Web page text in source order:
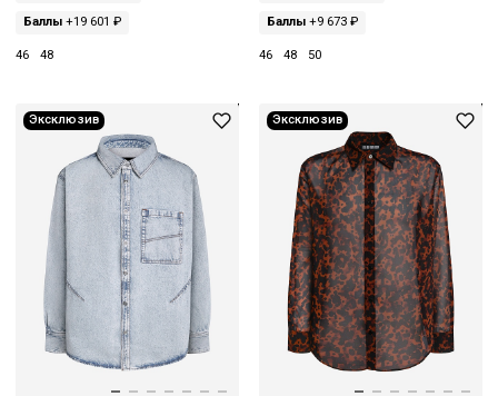
Баллы +19 601 ₽
46 48
Баллы+9 673 ₽
46 48 50
Эксклюзив Эксклюзив